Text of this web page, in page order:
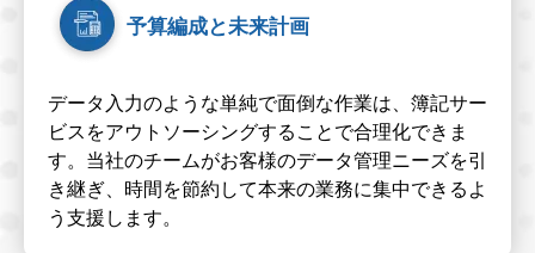
予算編成と未来計画
データ入力のような単純で面倒な作業は、簿記サー
ビスをアウトソーシングすることで合理化できま
す。当社のチームがお客様のデータ管理ニーズを引
き継ぎ、時間を節約して本来の業務に集中できるよ
う支援します。